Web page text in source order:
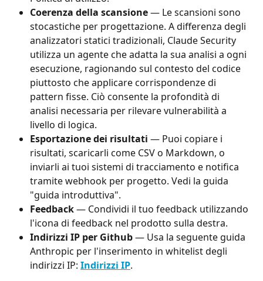
Coerenza della scansione — Le scansioni sono
stocastiche per progettazione. A differenza degli
analizzatori statici tradizionali, Claude Security
utilizza un agente che adatta la sua analisi a ogni
esecuzione, ragionando sul contesto del codice
piuttosto che applicare corrispondenze di
pattern fisse. Ciò consente la profondità di
analisi necessaria per rilevare vulnerabilità a
livello di logica.
Esportazione dei risultati — Puoi copiare i
risultati, scaricarli come CSV o Markdown, o
inviarli ai tuoi sistemi di tracciamento e notifica
tramite webhook per progetto. Vedi la guida
"guida introduttiva".
Feedback — Condividi il tuo feedback utilizzando
l'icona di feedback nel prodotto sulla destra.
Indirizzi IP per Github — Usa la seguente guida
Anthropic per l'inserimento in whitelist degli
indirizzi IP: Indirizzi IP.